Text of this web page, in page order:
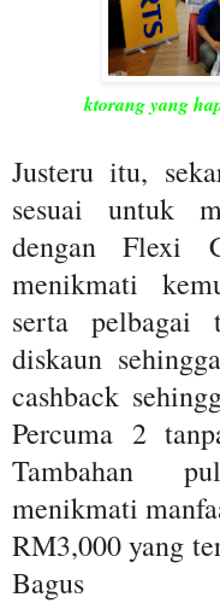
ktorang yang
Justeru itu,
sesuai untuk
dengan Flexi
menikmati
serta pelbagai
diskaun
cashback
Percuma 2
Tambahan
menikmati
RM3,000 yang
Bagus